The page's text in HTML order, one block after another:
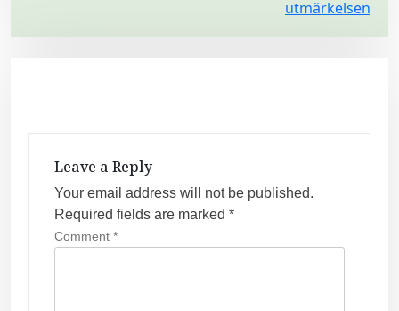
a
utmärkelsen
Leave a Reply
Your email address will not be published.
Required fields are marked *
Comment *